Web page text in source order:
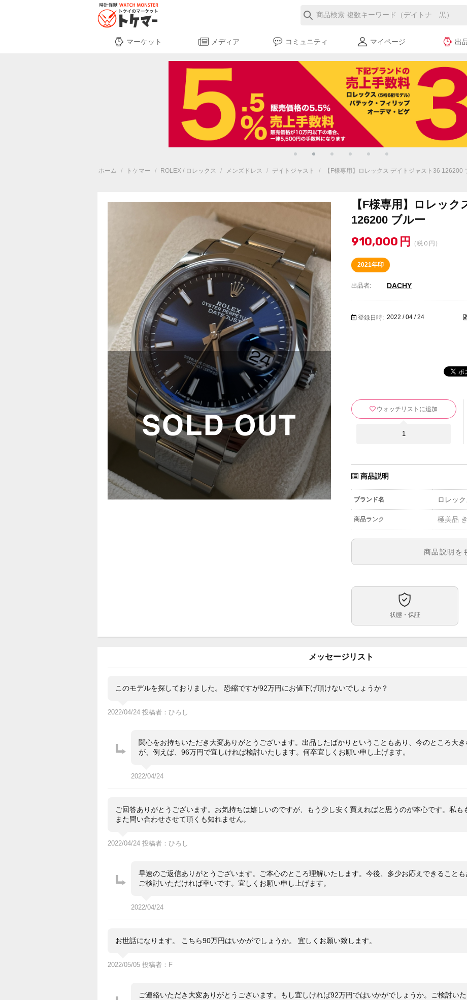
マーケット メディア コミュニティ マイページ 出
ホーム / トケマー / ROLEX / ロレックス / メンズドレス / デイトジャスト / 【F様専用】ロレックス デイトジャスト36 126200
【F様専用】ロレッ
126200 ブルー
910,000 円 （税０円）
2021年印
出品者: DACHY
登録日時: 2022 / 04 / 24
ウォッチリストに追加
1
商品説明
ブランド名 ロレック
商品ランク 極美品
参考定価
ムーブメント
ケースサイズ 36mm
ベルト内周
バック
が蛍光
購入し
好みの
品、ク
了承下さ
商品説明を
状態・保証
メッセージリスト
このモデルを探しておりました。 恐縮ですが92万円にお値下げ頂けないでしょうか？
2022/04/24 投稿者：ひろし
関心をお持ちいただき大変ありがとうございます。出品したばかりということもあり、今のところ大
が、例えば、96万円で宜しければ検討いたします。何卒宜しくお願い申し上げます。
2022/04/24
ご回答ありがとうございます。お気持ちは嬉しいのですが、もう少し安く買えればと思うのが本心です。私も
また問い合わせさせて頂くも知れません。
2022/04/24 投稿者：ひろし
早速のご返信ありがとうございます。ご本心のところ理解いたします。今後、多少お応えできること
ご検討いただければ幸いです。宜しくお願い申し上げます。
2022/04/24
お世話になります。 こちら90万円はいかがでしょうか。 宜しくお願い致します。
2022/05/05 投稿者：F
ご連絡いただき大変ありがとうございます。もし宜しければ92万円ではいかがでしょうか。ご検討い